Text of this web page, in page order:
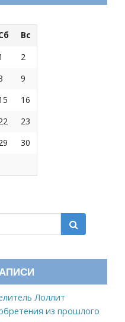
Вс
2
9
16
23
30
Лоллит
из прошлого